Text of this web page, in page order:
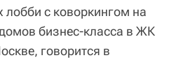
с коворкингом на
бизнес-класса в ЖК
говорится в